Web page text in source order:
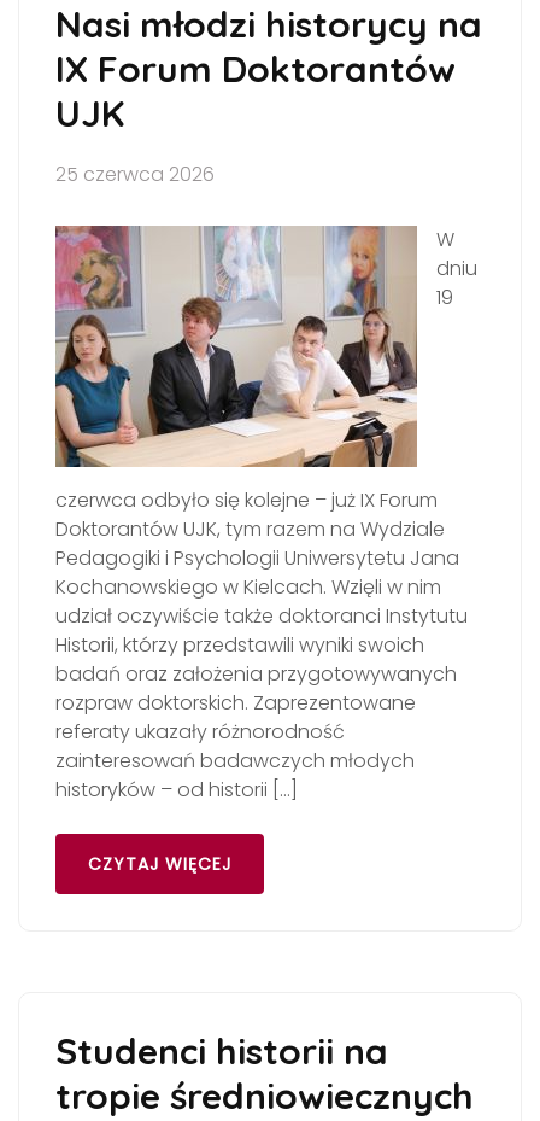
Nasi młodzi historycy na
IX Forum Doktorantów
UJK
25 czerwca 2026
W
dniu
19
czerwca odbyło się kolejne – już IX Forum
Doktorantów UJK, tym razem na Wydziale
Pedagogiki i Psychologii Uniwersytetu Jana
Kochanowskiego w Kielcach. Wzięli w nim
udział oczywiście także doktoranci Instytutu
Historii, którzy przedstawili wyniki swoich
badań oraz założenia przygotowywanych
rozpraw doktorskich. Zaprezentowane
referaty ukazały różnorodność
zainteresowań badawczych młodych
historyków – od historii […]
CZYTAJ WIĘCEJ
Studenci historii na
tropie średniowiecznych